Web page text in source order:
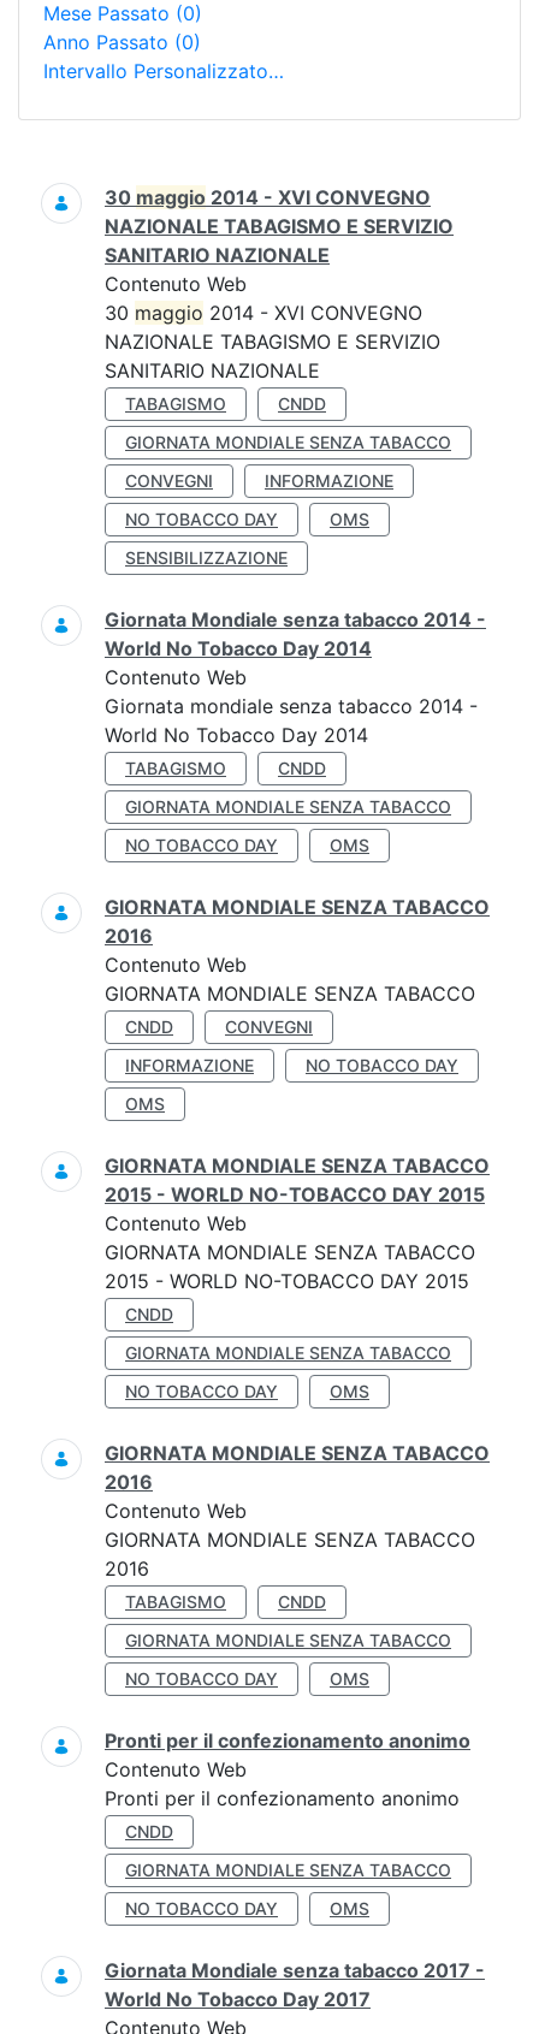
Mese Passato (0)
Anno Passato (0)
Intervallo Personalizzato…
Ricerca
30 maggio 2014 - XVI CONVEGNO
NAZIONALE TABAGISMO E SERVIZIO
SANITARIO NAZIONALE
Contenuto Web
30 maggio 2014 - XVI CONVEGNO
NAZIONALE TABAGISMO E SERVIZIO
SANITARIO NAZIONALE
TABAGISMO
CNDD
GIORNATA MONDIALE SENZA TABACCO
CONVEGNI
INFORMAZIONE
NO TOBACCO DAY
OMS
SENSIBILIZZAZIONE
Giornata Mondiale senza tabacco 2014 -
World No Tobacco Day 2014
Contenuto Web
Giornata mondiale senza tabacco 2014 -
World No Tobacco Day 2014
TABAGISMO
CNDD
GIORNATA MONDIALE SENZA TABACCO
NO TOBACCO DAY
OMS
GIORNATA MONDIALE SENZA TABACCO
2016
Contenuto Web
GIORNATA MONDIALE SENZA TABACCO
CNDD
CONVEGNI
INFORMAZIONE
NO TOBACCO DAY
OMS
GIORNATA MONDIALE SENZA TABACCO
2015 - WORLD NO-TOBACCO DAY 2015
Contenuto Web
GIORNATA MONDIALE SENZA TABACCO
2015 - WORLD NO-TOBACCO DAY 2015
CNDD
GIORNATA MONDIALE SENZA TABACCO
NO TOBACCO DAY
OMS
GIORNATA MONDIALE SENZA TABACCO
2016
Contenuto Web
GIORNATA MONDIALE SENZA TABACCO
2016
TABAGISMO
CNDD
GIORNATA MONDIALE SENZA TABACCO
NO TOBACCO DAY
OMS
Pronti per il confezionamento anonimo
Contenuto Web
Pronti per il confezionamento anonimo
CNDD
GIORNATA MONDIALE SENZA TABACCO
NO TOBACCO DAY
OMS
Giornata Mondiale senza tabacco 2017 -
World No Tobacco Day 2017
Contenuto Web